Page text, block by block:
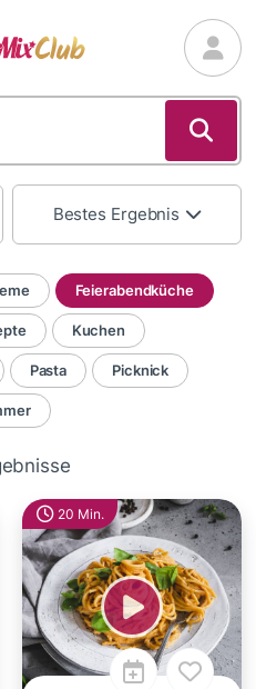
Bestes Ergebnis
Feierabendküche
Kuchen
Pasta Picknick
20 Min.